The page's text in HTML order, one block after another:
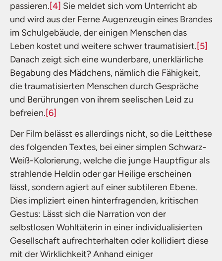
passieren.[4] Sie meldet sich vom Unterricht ab
und wird aus der Ferne Augenzeugin eines Brandes
im Schulgebäude, der einigen Menschen das
Leben kostet und weitere schwer traumatisiert.[5]
Danach zeigt sich eine wunderbare, unerklärliche
Begabung des Mädchens, nämlich die Fähigkeit,
die traumatisierten Menschen durch Gespräche
und Berührungen von ihrem seelischen Leid zu
befreien.[6]
Der Film belässt es allerdings nicht, so die Leitthese
des folgenden Textes, bei einer simplen Schwarz-
Weiß-Kolorierung, welche die junge Hauptfigur als
strahlende Heldin oder gar Heilige erscheinen
lässt, sondern agiert auf einer subtileren Ebene.
Dies impliziert einen hinterfragenden, kritischen
Gestus: Lässt sich die Narration von der
selbstlosen Wohltäterin in einer individualisierten
Gesellschaft aufrechterhalten oder kollidiert diese
mit der Wirklichkeit? Anhand einiger